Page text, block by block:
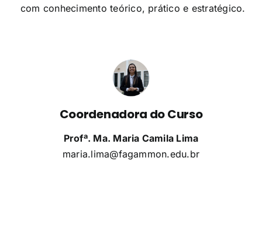
com conhecimento teórico, prático e estratégico.
Coordenadora do Curso
Profª. Ma. Maria Camila Lima
maria.lima@fagammon.edu.br